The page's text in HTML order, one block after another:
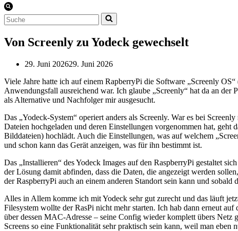
Suchen
nach …
Von Screenly zu Yodeck gewechselt
29. Juni 202629. Juni 2026
Viele Jahre hatte ich auf einem RapberryPi die Software „Screenly
Anwendungsfall ausreichend war. Ich glaube „Screenly“ hat da an der
als Alternative und Nachfolger mir ausgesucht.
Das „Yodeck-System“ operiert anders als Screenly. War es bei
Dateien hochgeladen und deren Einstellungen vorgenommen hat, geht
Bilddateien) hochlädt. Auch die Einstellungen, was auf welchem
und schon kann das Gerät anzeigen, was für ihn bestimmt ist.
Das „Installieren“ des Yodeck Images auf den RaspberryPi gestaltet
der Lösung damit abfinden, dass die Daten, die angezeigt werden
der RaspberryPi auch an einem anderen Standort sein kann und
Alles in Allem komme ich mit Yodeck sehr gut zurecht und das läuft
Filesystem wollte der RasPi nicht mehr starten. Ich hab dann erneut
über dessen MAC-Adresse – seine Config wieder komplett übers Netz
Screens so eine Funktionalität sehr praktisch sein kann, weil man eben